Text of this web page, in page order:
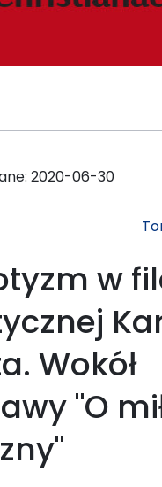
2020-06-30
w
Wokół
"O